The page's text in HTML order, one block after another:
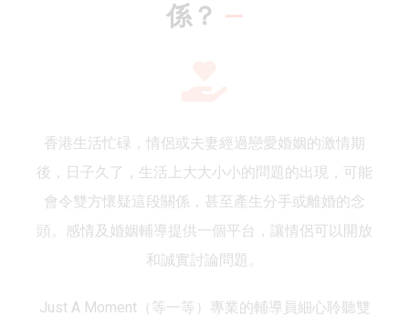
係？ —
香港生活忙碌，情侶或夫妻經過戀愛婚姻的激情期
後，日子久了，生活上大大小小的問題的出現，可能
會令雙方懷疑這段關係，甚至產生分手或離婚的念
頭。感情及婚姻輔導提供一個平台，讓情侶可以開放
和誠實討論問題。
Just A Moment（等一等）專業的輔導員細心聆聽雙